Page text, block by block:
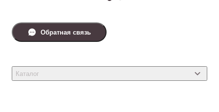
Каталог
Обратная связь